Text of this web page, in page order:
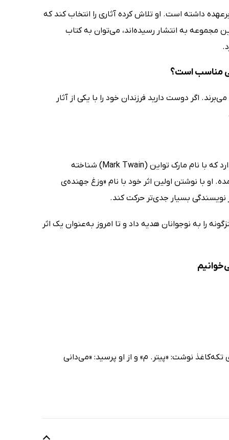
داشته است. او تلاش کرده آثاری را انتخاب کند که
مجموعه به انتشار رسیده‌اند، می‌توان به کتاب
مناسب است؟
لذت می‌برند. اگر دوست دارید فرزندان خود را با یکی از آثار
یکی از نویسندگان نامدار و شاخص ادبیات جهان ساموئل لانگهورن کلمنس نام دارد که با نام مارک تواین (Mark Twain) شناخته
و فکاهی‌نویس آمریکایی است و در سال 1835 به دنیا آمده. او با نوشتن اولین اثر خود با نام «وزغ جهنده‌ی
بسیار جدی‌تر حرکت کند.
را به نوجوانان هدیه داد و تا امروز به‌عنوان یک اثر
نوشت: «پیتر. م» و از او پرسید: «می‌دانی